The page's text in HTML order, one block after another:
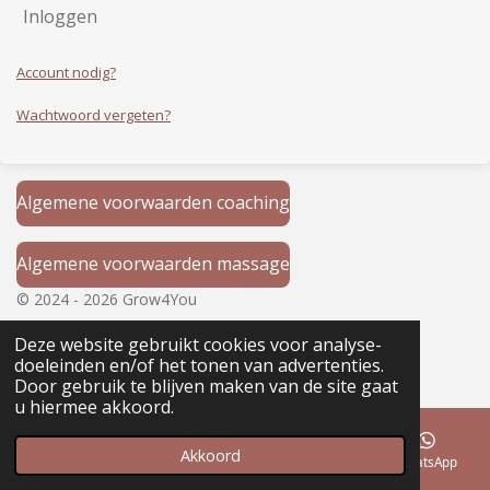
Deze website gebruikt cookies voor analyse-
doeleinden en/of het tonen van advertenties.
Door gebruik te blijven maken van de site gaat
u hiermee akkoord.
Akkoord
Inloggen
Account nodig?
Wachtwoord vergeten?
Algemene voorwaarden coaching
Algemene voorwaarden massage
© 2024 - 2026 Grow4You
Powered byJouwWeb
Telefoonnummer WhatsApp